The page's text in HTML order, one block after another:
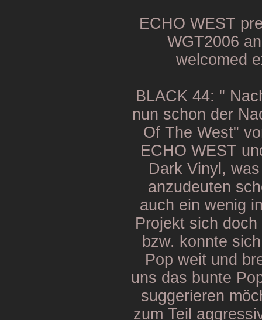
ECHO WEST
WGT2006
welcomed
BLACK 44: "
nun schon der
Of The West"
ECHO WEST
Dark Vinyl,
anzudeuten
auch ein wenig
Projekt sich
bzw. konnte
Pop weit und
uns das bunte
suggerieren
zum Teil